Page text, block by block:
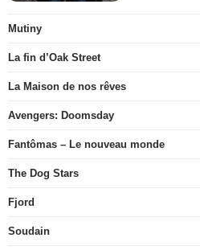
Mutiny
La fin d’Oak Street
La Maison de nos rêves
Avengers: Doomsday
Fantômas – Le nouveau monde
The Dog Stars
Fjord
Soudain